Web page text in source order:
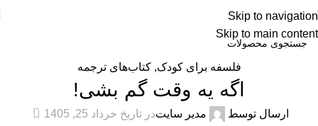
Skip to navigation
Skip to main content
فلسفه برای کودک,کتاب‌های ترجمه
اگه یه وقت گم بشی!
ارسال توسط مدیر سایتدر تاریخ خرداد 25, 1405 0